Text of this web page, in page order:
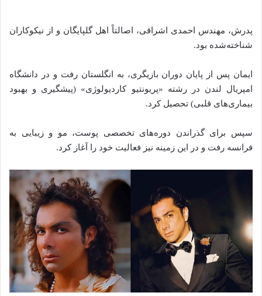
پدرش، مهندس احمدی اشراقی، اصالتاً اهلگلپایگان و از نیکوکاران
شناخته‌شده بود.
ایمان پس از پایان دوران بازیگری، به انگلستانرفت و در دانشگاه
امپریال لندن دررشته «پریونتیوکاردیولوژی» (پیشگیری و بهبود
بیماری‌های قلبی) تحصیلکرد.
سپس برایگذراندن دوره‌هایتخصصی پوست، مو وزیبایی به
فرانسه رفت و در این زمینه نیز فعالیت خود را آغازکرد.